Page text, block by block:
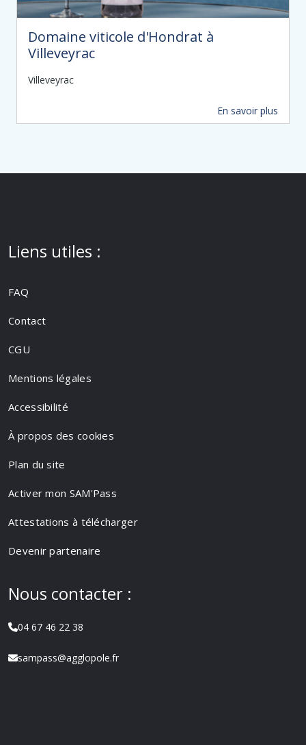
Domaine viticole d'Hondrat à
Villeveyrac
Villeveyrac
En savoir plus
Liens utiles :
FAQ
Contact
CGU
Mentions légales
Accessibilité
À propos des cookies
Plan du site
Activer mon SAM'Pass
Attestations à télécharger
Devenir partenaire
Nous contacter :
04 67 46 22 38
sampass@agglopole.fr